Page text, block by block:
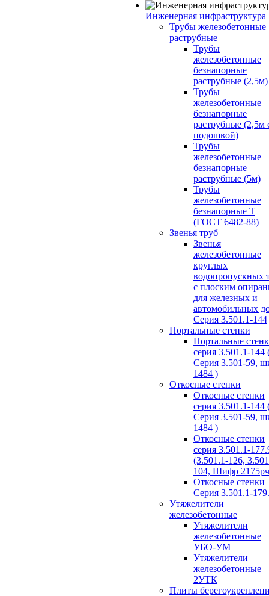
Инженерная инфраструктура
Трубы железобетонные
раструбные
Трубы
железобетонные
безнапорные
раструбные (2,5м)
Трубы
железобетонные
безнапорные
раструбные (2,5м
подошвой)
Трубы
железобетонные
безнапорные
раструбные (5м)
Трубы
железобетонные
безнапорные Т
(ГОСТ 6482-88)
Звенья труб
Звенья
железобетонные
круглых
водопропускных
с плоским
для железных и
автомобильных
Серия 3.501.1-144
Портальные стенки
Портальные
серия 3.501.1-144
Серия 3.501-59,
1484 )
Откосные стенки
Откосные стенки
серия 3.501.1-144
Серия 3.501-59,
1484 )
Откосные стенки
серия 3.501.1-
(3.501.1-126,
104, Шифр
Откосные стенки
Серия 3.501.1-
Утяжелители
железобетонные
Утяжелители
железобетонные
УБО-УМ
Утяжелители
железобетонные
2УТК
Плиты